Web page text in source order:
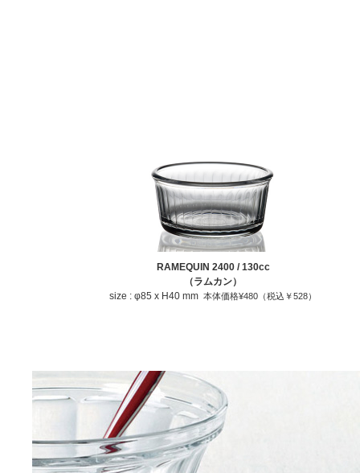
RAMEQUIN 2400 / 130cc
（ラムカン）
size : φ85 x H40 mm 本体価格¥480（税込￥528）